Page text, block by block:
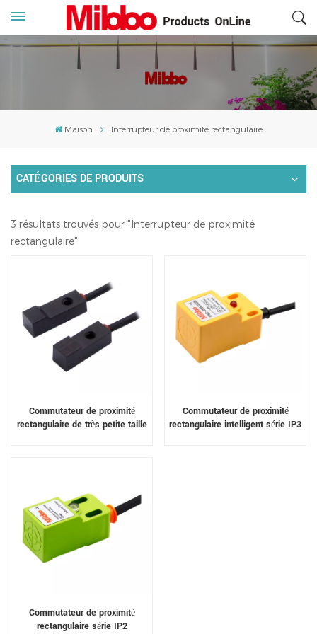
Maison Interrupteur de proximité rectangulaire
CATÉGORIES DE PRODUITS
3 résultats trouvés pour "Interrupteur de proximité
rectangulaire"
Commutateur de proximité
rectangulaire de très petite taille
Commutateur de proximité
rectangulaire intelligent série IP3
Commutateur de proximité
rectangulaire série IP2